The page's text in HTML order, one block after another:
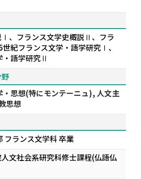
Ⅰ、フランス文学史概説Ⅱ、フラ
紀フランス文学・語学研究Ⅰ、
・語学研究Ⅱ
・思想(特にモンテーニュ), 人文主
思想
フランス文学科 卒業
文社会系研究科修士課程(仏語仏